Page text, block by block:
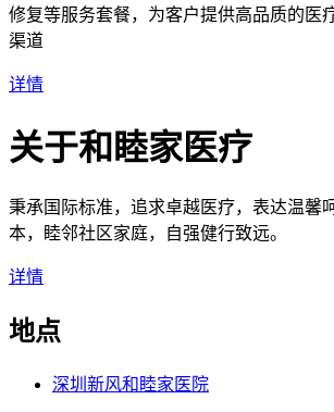
修复等服务套餐，为客户提供高品质的医
渠道
详情
关于和睦家医疗
秉承国际标准，追求卓越医疗，表达温馨
本，睦邻社区家庭，自强健行致远。
详情
地点
深圳新风和睦家医院